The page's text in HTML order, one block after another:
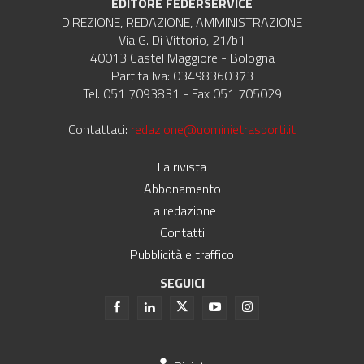
DIREZIONE, REDAZIONE, AMMINISTRAZIONE
Via G. Di Vittorio, 21/b1
40013 Castel Maggiore - Bologna
Partita Iva: 03498360373
Tel. 051 7093831 - Fax 051 705029
Contattaci: redazione@uominietrasporti.it
La rivista
Abbonamento
La redazione
Contatti
Pubblicità e traffico
SEGUICI